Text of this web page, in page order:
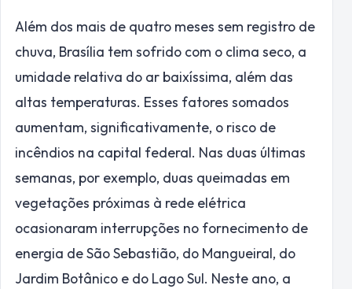
Além dos mais de quatro meses sem registro de
chuva, Brasília tem sofrido com o clima seco, a
umidade relativa do ar baixíssima, além das
altas temperaturas. Esses fatores somados
aumentam, significativamente, o risco de
incêndios na capital federal. Nas duas últimas
semanas, por exemplo, duas queimadas em
vegetações próximas à rede elétrica
ocasionaram interrupções no fornecimento de
energia de São Sebastião, do Mangueiral, do
Jardim Botânico e do Lago Sul. Neste ano, a